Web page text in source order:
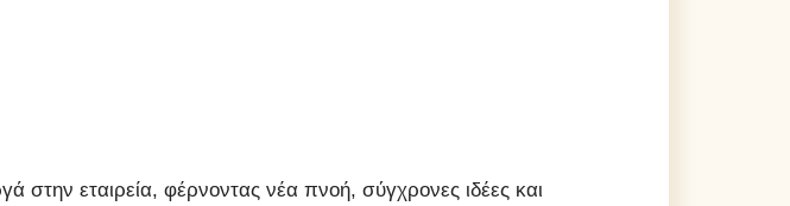
στην εταιρεία, φέρνοντας νέα πνοή, σύγχρονες ιδέες και